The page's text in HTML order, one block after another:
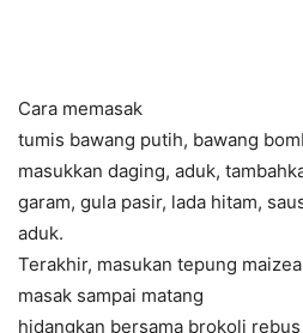
Cara memasak
tumis bawang putih, bawang
masukkan daging, aduk,
garam, gula pasir, lada hitam,
aduk.
Terakhir, masukan tepung
masak sampai matang
hidangkan bersama brokoli rebus